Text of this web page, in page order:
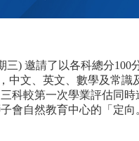
三) 邀請了以各科總分100
中文、英文、數學及常識
科較第一次學業評估同時
會自然教育中心的「定向